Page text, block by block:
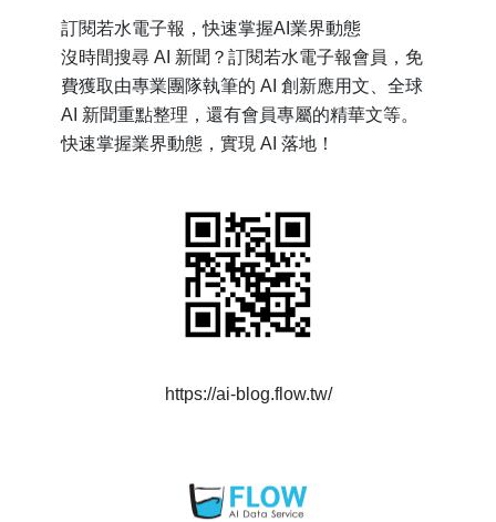
訂閱若水電子報，快速掌握AI業界動態
沒時間搜尋 AI 新聞？訂閱若水電子報會員，免
費獲取由專業團隊執筆的 AI 創新應用文、全球
AI 新聞重點整理，還有會員專屬的精華文等。
快速掌握業界動態，實現 AI 落地！
https://ai-blog.flow.tw/